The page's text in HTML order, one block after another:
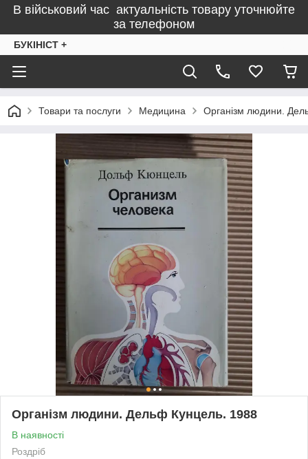
В військовий час актуальність товару уточнюйте
за телефоном
БУКІНІСТ +
Товари та послуги Медицина Організм людини.
Організм людини. Дельф Кунцель. 1988
В наявності
Роздріб